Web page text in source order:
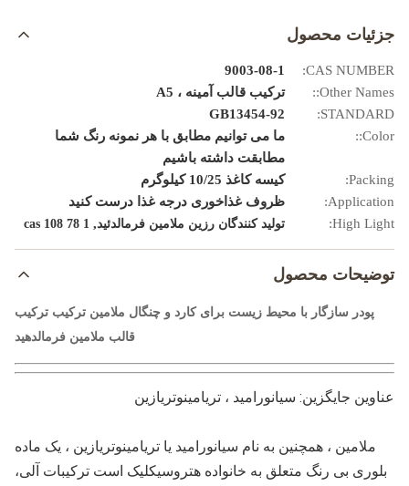
جزئیات محصول
CAS NUMBER:
9003-08-1
Other Names::
ترکیب قالب آمینه ، A5
STANDARD:
GB13454-92
Color::
ما می توانیم مطابق با هر نمونه رنگ شما
مطابقت داشته باشیم
Packing:
کیسه کاغذ 10/25 کیلوگرم
Application:
ظروف غذاخوری درجه غذا درست کنید
High Light:
تولید کنندگان رزین ملامین فرمالدئید,
cas 108 78 1
توضیحات محصول
پودر سازگار با محیط زیست برای کارد و چنگال ملامین ترکیب ترکیب
قالب ملامین فرمالدهید
عناوین جایگزین: سیانورامید ، تریامینوتریازین
ملامین ، همچنین به نام سیانورامید یا تریامینوتریازین ، یک ماده
بلوری بی رنگ متعلق به خانواده هتروسیکلیک است ترکیبات آلی،